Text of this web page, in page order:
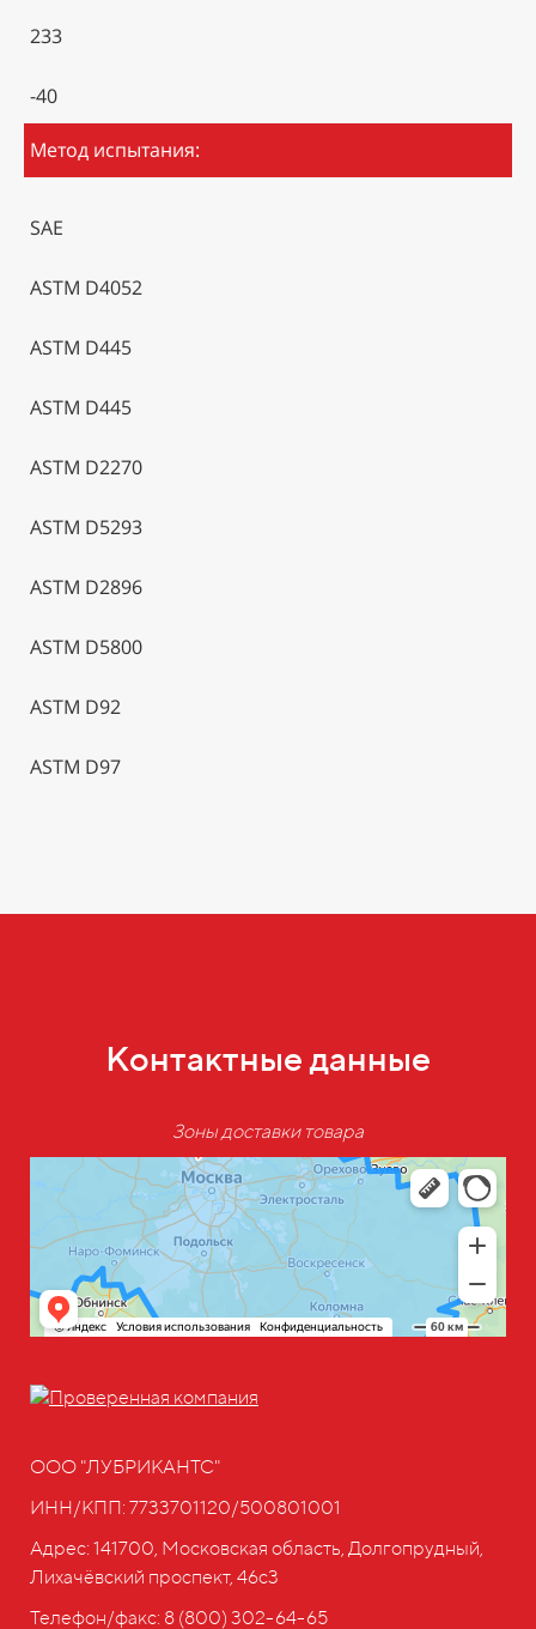
233
-40
Метод испытания:
SAE
ASTM D4052
ASTM D445
ASTM D445
ASTM D2270
ASTM D5293
ASTM D2896
ASTM D5800
ASTM D92
ASTM D97
Контактные данные
Зоны доставки товара
ООО "ЛУБРИКАНТС"
ИНН/КПП: 7733701120/500801001
Адрес: 141700, Московская область, Долгопрудный,
Лихачёвский проспект, 46с3
Телефон/факс: 8 (800) 302-64-65